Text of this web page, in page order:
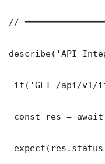
//
describe('API
it('GET /api/v1/
const res =